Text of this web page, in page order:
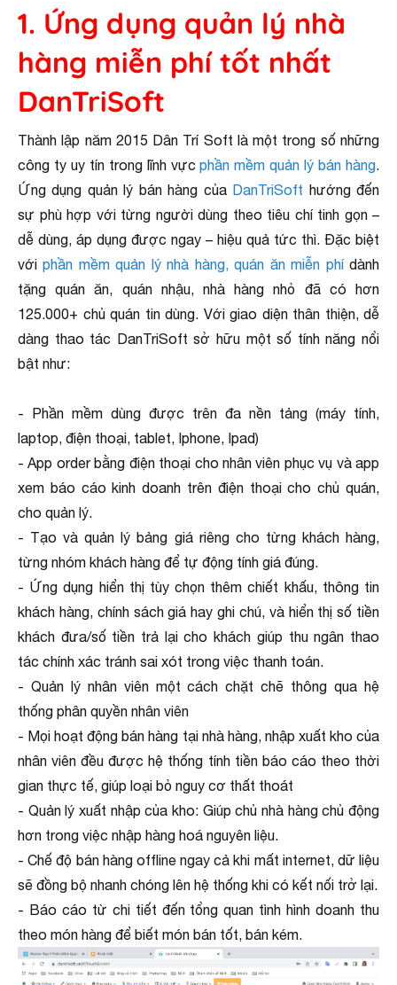
1. Ứng dụng quản lý nhà
hàng miễn phí tốt nhất
DanTriSoft
Thành lập năm 2015 Dân Trí Soft là một trong số những
công ty uy tín trong lĩnh vựcphần mềm quản lý bán hàng.
Ứng dụng quản lý bán hàng của DanTriSoft hướng đến
sự phù hợp với từng người dùng theo tiêu chí tinh gọn –
dễ dùng, áp dụng được ngay – hiệu quả tức thì. Đặc biệt
vớiphần mềm quản lý nhà hàng, quán ăn miễn phídành
tặng quán ăn, quán nhậu, nhà hàng nhỏ đã có hơn
125.000+ chủ quán tin dùng. Với giao diện thân thiện, dễ
dàng thao tác DanTriSoft sở hữu một số tính năng nổi
bật như:
- Phần mềm dùng được trên đa nền tảng (máy tính,
laptop, điện thoại, tablet, Iphone, Ipad)
- App order bằng điện thoại cho nhân viên phục vụ và app
xem báo cáo kinh doanh trên điện thoại cho chủ quán,
cho quản lý.
- Tạo và quản lý bảng giá riêng cho từng khách hàng,
từng nhóm khách hàng để tự động tính giá đúng.
- Ứng dụng hiển thị tùy chọn thêm chiết khấu, thông tin
khách hàng, chính sách giá hay ghi chú, và hiển thị số tiền
khách đưa/số tiền trả lại cho khách giúp thu ngân thao
tác chính xác tránh sai xót trong việc thanh toán.
- Quản lý nhân viên một cách chặt chẽ thông qua hệ
thống phân quyền nhân viên
- Mọi hoạt động bán hàng tại nhà hàng, nhập xuất kho của
nhân viên đều được hệ thống tính tiền báo cáo theo thời
gian thực tế, giúp loại bỏ nguy cơ thất thoát
- Quản lý xuất nhập của kho: Giúp chủ nhà hàng chủ động
hơn trong việc nhập hàng hoá nguyên liệu.
- Chế độ bán hàng offline ngay cả khi mất internet, dữ liệu
sẽ đồng bộ nhanh chóng lên hệ thống khi có kết nối trở lại.
- Báo cáo từ chi tiết đến tổng quan tình hình doanh thu
theo món hàng để biết món bán tốt, bán kém.